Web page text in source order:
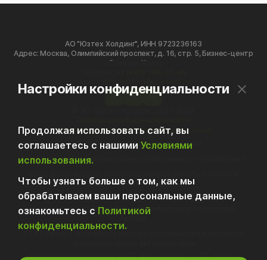
АО "Юзтех Холдинг", ИНН 9723236163
Адрес: Москва, Олимпийский проспект, д. 16, стр. 5, Бизнес-центр
«Олимпик Холл»
info-holding@usetech.ru
h
vk
tg
Политика обработки персональных данных
70.10 Деятельность головных офисов
62.01 Разработка компьютерного программного обеспечения
компьютерных технологий
62.09 Деятельность, связанная с использованием
вычислительной техники и информационных технологий,
77.40 Аренда интеллектуальной собственности и подобной
Исключительные права на ПО принадлежат — АО «Юзтех
Настройки конфиденциальности
Продолжая использовать сайт, вы
соглашаетесь с нашими Условиями
использования.
Чтобы узнать больше о том, как мы
обрабатываем ваши персональные данные,
ознакомьтесь с Политикой
конфиденциальности.